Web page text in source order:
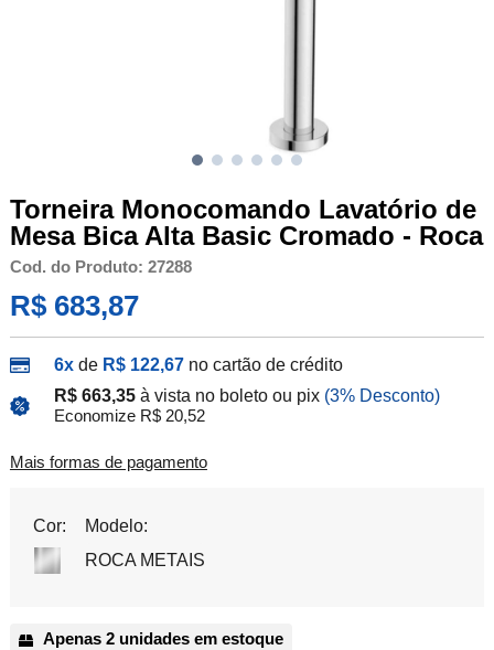
Torneira Monocomando Lavatório de
Mesa Bica Alta Basic Cromado - Roca
Cod. do Produto: 27288
R$ 683,87
6xde R$ 122,67 no cartão de crédito
R$ 663,35 à vista no boleto ou pix (3% Desconto)
Economize R$ 20,52
Mais formas de pagamento
Cor:
Modelo:
ROCA METAIS
Apenas 2 unidades em estoque